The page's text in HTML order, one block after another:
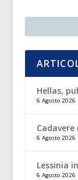
Hellas,
6 Agosto 2026
6 Agosto 2026
Lessinia
6 Agosto 2026